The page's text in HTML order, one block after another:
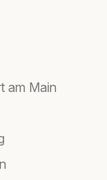
am Main